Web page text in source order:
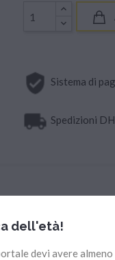
Sistema di
Spedizioni
dell'età!
devi avere almeno